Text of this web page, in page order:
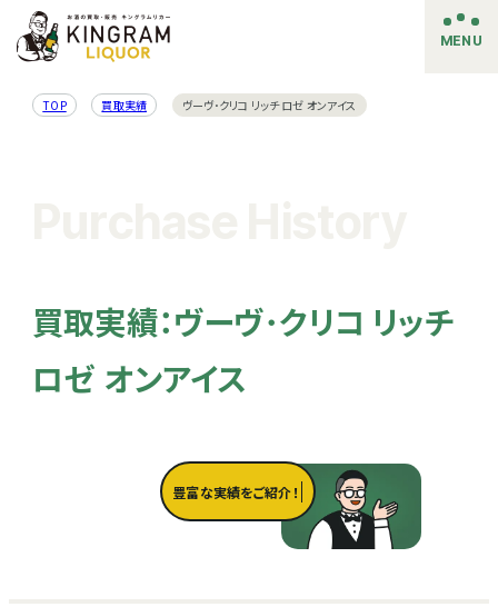
MENU
TOP 買取実績 ヴーヴ･クリコ リッチ ロゼ オンアイス
買取実績：ヴーヴ･クリコ リッチ
ロゼ オンアイス
豊富な実績をご紹介！